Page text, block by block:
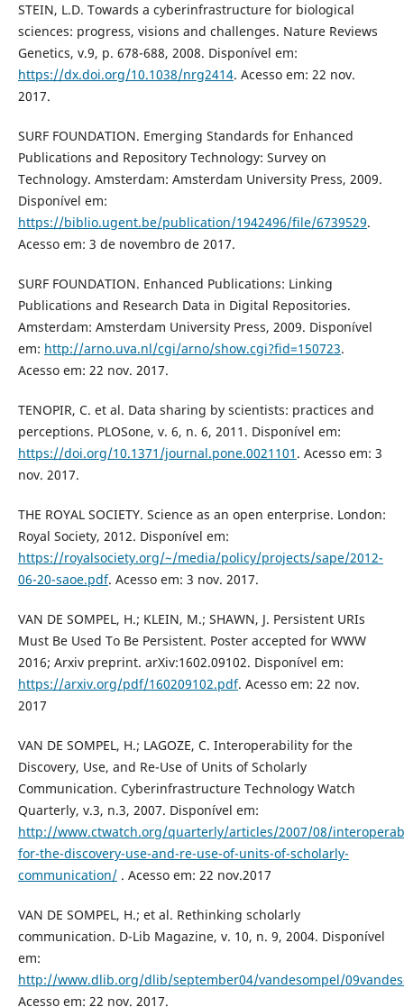
STEIN, L.D. Towards a cyberinfrastructure for biological
sciences: progress, visions and challenges. Nature Reviews
Genetics, v.9, p. 678-688, 2008. Disponível em:
https://dx.doi.org/10.1038/nrg2414. Acesso em: 22 nov.
2017.
SURF FOUNDATION. Emerging Standards for Enhanced
Publications and Repository Technology: Survey on
Technology. Amsterdam: Amsterdam University Press, 2009.
Disponível em:
https://biblio.ugent.be/publication/1942496/file/6739529.
Acesso em: 3 de novembro de 2017.
SURF FOUNDATION. Enhanced Publications: Linking
Publications and Research Data in Digital Repositories.
Amsterdam: Amsterdam University Press, 2009. Disponível
em: http://arno.uva.nl/cgi/arno/show.cgi?fid=150723.
Acesso em: 22 nov. 2017.
TENOPIR, C. et al. Data sharing by scientists: practices and
perceptions. PLOSone, v. 6, n. 6, 2011. Disponível em:
https://doi.org/10.1371/journal.pone.0021101 . Acesso em: 3
nov. 2017.
THE ROYAL SOCIETY. Science as an open enterprise. London:
Royal Society, 2012. Disponível em:
https://royalsociety.org/~/media/policy/projects/sape/2012-
06-20-saoe.pdf. Acesso em: 3 nov. 2017.
VAN DE SOMPEL, H.; KLEIN, M.; SHAWN, J. Persistent URIs
Must Be Used To Be Persistent. Poster accepted for WWW
2016; Arxiv preprint. arXiv:1602.09102. Disponível em:
https://arxiv.org/pdf/160209102.pdf. Acesso em: 22 nov.
2017
VAN DE SOMPEL, H.; LAGOZE, C. Interoperability for the
Discovery, Use, and Re-Use of Units of Scholarly
Communication. Cyberinfrastructure Technology Watch
Quarterly, v.3, n.3, 2007. Disponível em:
http://www.ctwatch.org/quarterly/articles/2007/08/
for-the-discovery-use-and-re-use-of-units-of-scholarly-
communication/. Acesso em: 22 nov.2017
VAN DE SOMPEL, H.; et al. Rethinking scholarly
communication. D-Lib Magazine, v. 10, n. 9, 2004. Disponível
em:
http://www.dlib.org/dlib/september04/vandesompel/
Acesso em: 22 nov. 2017.